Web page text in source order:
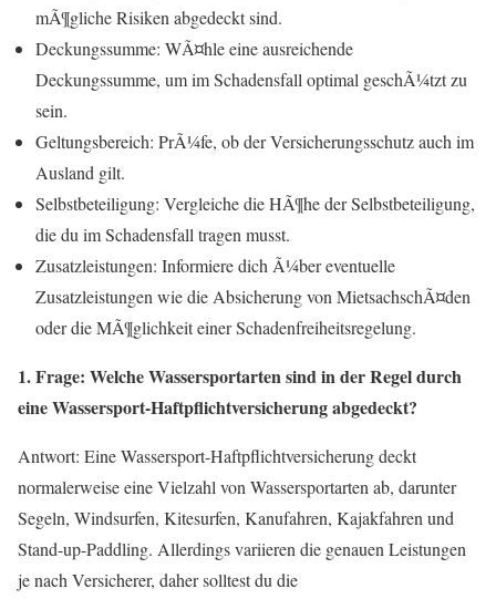
mÃ¶gliche Risiken abgedeckt sind.
Deckungssumme: WÃ¤hle eine ausreichende
Deckungssumme, um im Schadensfall optimal geschÃ¼tzt zu
sein.
Geltungsbereich: PrÃ¼fe, ob der Versicherungsschutz auch im
Ausland gilt.
Selbstbeteiligung: Vergleiche die HÃ¶he der Selbstbeteiligung,
die du im Schadensfall tragen musst.
Zusatzleistungen: Informiere dich Ã¼ber eventuelle
Zusatzleistungen wie die Absicherung von MietsachschÃ¤den
oder die MÃ¶glichkeit einer Schadenfreiheitsregelung.
1. Frage: Welche Wassersportarten sind in der Regel durch
eine Wassersport-Haftpflichtversicherung abgedeckt?
Antwort: Eine Wassersport-Haftpflichtversicherung deckt
normalerweise eine Vielzahl von Wassersportarten ab, darunter
Segeln, Windsurfen, Kitesurfen, Kanufahren, Kajakfahren und
Stand-up-Paddling. Allerdings variieren die genauen Leistungen
je nach Versicherer, daher solltest du die